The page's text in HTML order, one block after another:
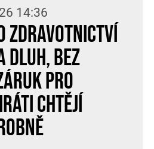
14:36
zdravotnictví
dluh, bez
pro
chtějí